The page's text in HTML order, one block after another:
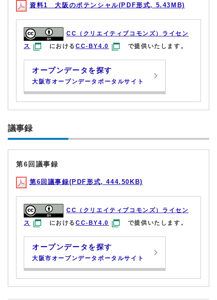
資料1 大阪のポテンシャル(PDF形式, 5.43MB)
CC（クリエイティブコモンズ）ライセン
ス
におけるCC-BY4.0 で提供いたします。
オープンデータを探す
大阪市オープンデータポータルサイト
議事録
第6回議事録
第6回議事録(PDF形式, 444.50KB)
CC（クリエイティブコモンズ）ライセン
ス
におけるCC-BY4.0 で提供いたします。
オープンデータを探す
大阪市オープンデータポータルサイト